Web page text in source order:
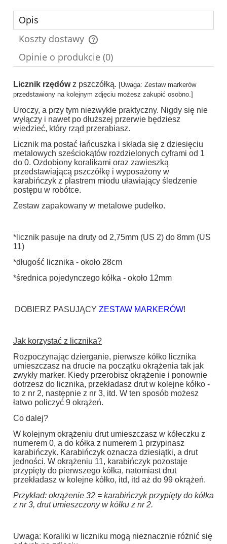
Opis
Koszty dostawy
Cena nie zawiera ewentualnych kosztów płatności
Opinie o produkcie (0)
Licznik rzędów z pszczółką. [Uwaga: Zestaw markerów
przedstawiony na kolejnym zdjęciu możesz zakupić osobno.]
Uroczy, a przy tym niezwykle praktyczny. Nigdy się nie
wyłączy i nawet po dłuższej przerwie będziesz
wiedzieć, który rząd przerabiasz.
Licznik ma postać łańcuszka i składa się z dziesięciu
metalowych sześciokątów rozdzielonych cyframi od 1
do 0. Ozdobiony koralikami oraz zawieszką
przedstawiającą pszczółkę i wyposażony w
karabińczyk z plastrem miodu uławiający śledzenie
postępu w robótce.
Zestaw zapakowany w metalowe pudełko.
*licznik pasuje na druty od 2,75mm (US 2) do 8mm (US
11)
*długość licznika - około 28cm
*średnica pojedynczego kółka - około 12mm
DOBIERZ PASUJĄCY ZESTAW MARKERÓW!
Jak korzystać z licznika?
Rozpoczynając dzierganie, pierwsze kółko licznika
umieszczasz na drucie na początku okrążenia tak jak
zwykły marker. Kiedy przerobisz okrążenie i ponownie
dotrzesz do licznika, przekładasz drut w kolejne kółko -
to z nr 2, następnie z nr 3, itd. W ten sposób możesz
łatwo policzyć 9 okrążeń.
Co dalej?
W kolejnym okrążeniu drut umieszczasz w kółeczku z
numerem 0, a do kółka z numerem 1 przypinasz
karabińczyk. Karabińczyk oznacza dziesiątki, a drut
jedności. W okrążeniu 11, karabińczyk pozostaje
przypięty do pierwszego kółka, natomiast drut
przekładasz w kolejne kółko, itd, itd aż do 99 okrążeń.
Przykład: okrążenie 32 = karabińczyk przypięty do kółka
z nr 3, drut umieszczony w kółku z nr 2.
Uwaga: Koraliki w liczniku mogą nieznacznie różnić się